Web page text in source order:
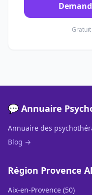
💬 Annuaire
Annuaire des
Blog →
Région Provence
Aix-en-Provence (50)